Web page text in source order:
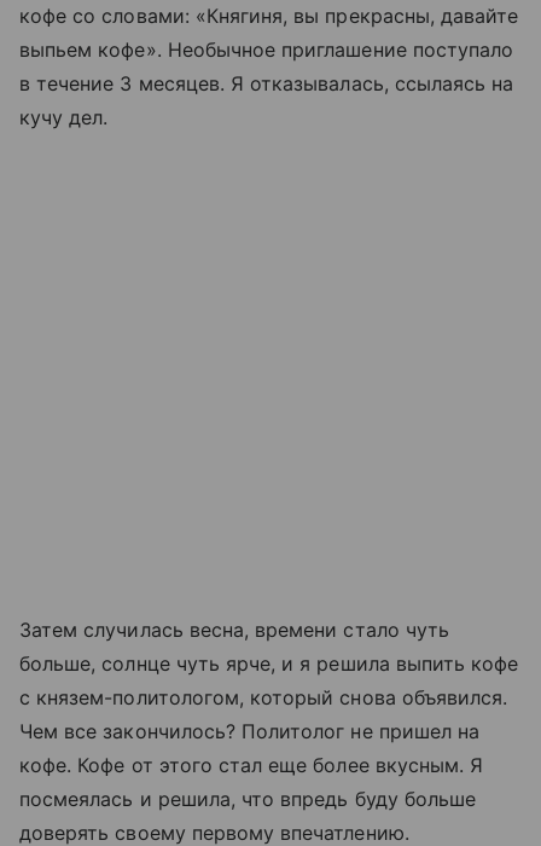
кофе со словами: «Княгиня, вы прекрасны, давайте
выпьем кофе». Необычное приглашение поступало
в течение 3 месяцев. Я отказывалась, ссылаясь на
кучу дел.
Затем случилась весна, времени стало чуть
больше, солнце чуть ярче, и я решила выпить кофе
с князем-политологом, который снова объявился.
Чем все закончилось? Политолог не пришел на
кофе. Кофе от этого стал еще более вкусным. Я
посмеялась и решила, что впредь буду больше
доверять своему первому впечатлению.